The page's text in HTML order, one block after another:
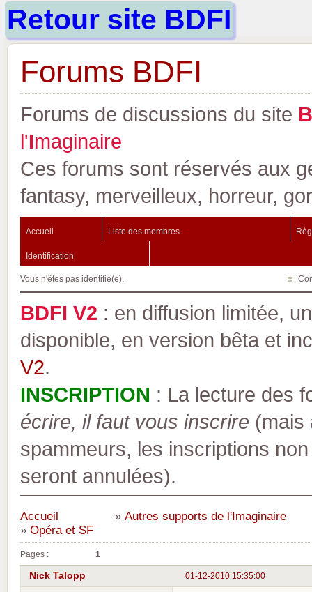
Retour site BDFI
Forums BDFI
Forums de discussions du site B
l'Imaginaire
Ces forums sont réservés aux
fantasy, merveilleux, horreur,
Accueil Liste des membres
Identification
Vous n'êtes pas identifié(e).
BDFI V2 : en diffusion limitée,
disponible, en version bêta et
V2.
INSCRIPTION : La lecture des
écrire, il faut vous inscrire (mais
spammeurs, les inscriptions
seront annulées).
Accueil » Autres supports de l'Imaginaire
» Opéra et SF
Pages : 1
01-12-2010 15:35:00
Nick Talopp